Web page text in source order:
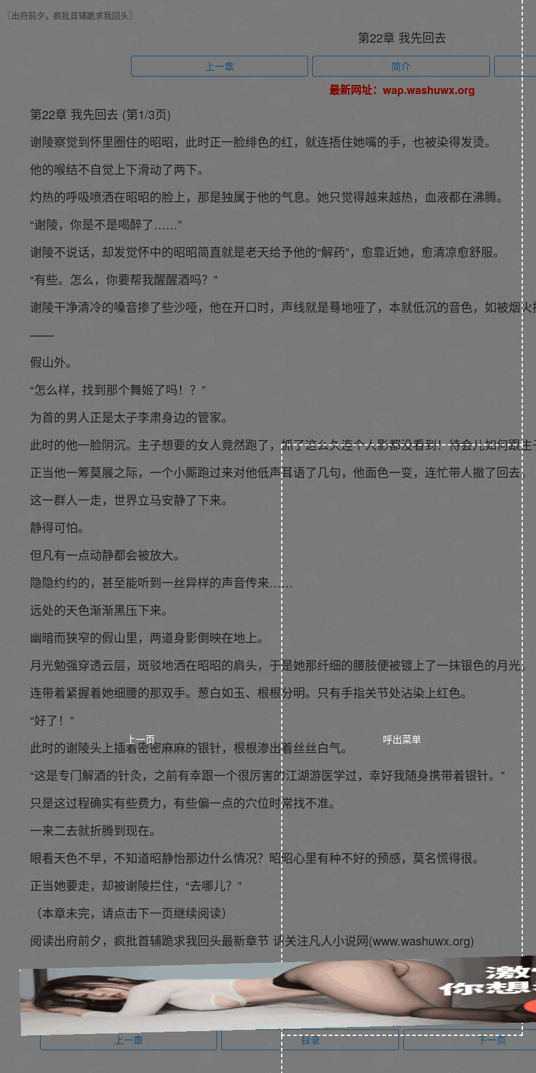
〖出府前夕，疯批首辅跪求我回头〗
第22章 我先回去
上一章 简介
最新网址：wap.washuwx.org
第22章 我先回去 (第1/3页)
谢陵察觉到怀里圈住的昭昭，此时正一脸绯色的红，就连捂住她嘴的手，也被染得发烫。
他的喉结不自觉上下滑动了两下。
灼热的呼吸喷洒在昭昭的脸上，那是独属于他的气息。她只觉得越来越热，血液都在沸腾。
“谢陵，你是不是喝醉了……”
谢陵不说话，却发觉怀中的昭昭简直就是老天给予他的“解药”，愈靠近她，愈清凉愈舒服。
“有些。怎么，你要帮我醒醒酒吗？”
谢陵干净清冷的嗓音掺了些沙哑，他在开口时，声线就是蓦地哑了，本就低沉的音色，如被烟
——
假山外。
“怎么样，找到那个舞姬了吗！？”
为首的男人正是太子李肃身边的管家。
此时的他一脸阴沉。主子想要的女人竟然跑了，抓了这么久连个人影都没看到！待会儿如何跟
正当他一筹莫展之际，一个小厮跑过来对他低声耳语了几句，他面色一变，连忙带人撤了回去。
这一群人一走，世界立马安静了下来。
静得可怕。
但凡有一点动静都会被放大。
隐隐约约的，甚至能听到一丝异样的声音传来……
远处的天色渐渐黑压下来。
幽暗而狭窄的假山里，两道身影倒映在地上。
月光勉强穿透云层，斑驳地洒在昭昭的肩头，于是她那纤细的腰肢便被镀上了一抹银色的月光。
连带着紧握着她细腰的那双手。葱白如玉、根根分明。只有手指关节处沾染上红色。
“好了！”
此时的谢陵头上插着密密麻麻的银针，根根渗出着丝丝白气。
“这是专门解酒的针灸，之前有幸跟一个很厉害的江湖游医学过，幸好我随身携带着银针。”
只是这过程确实有些费力，有些偏一点的穴位时常找不准。
一来二去就折腾到现在。
眼看天色不早，不知道昭静怡那边什么情况？昭昭心里有种不好的预感，莫名慌得很。
正当她要走，却被谢陵拦住，“去哪儿？”
（本章未完，请点击下一页继续阅读）
阅读出府前夕，疯批首辅跪求我回头最新章节 请关注凡人小说网(www.washuwx.org)
上一章 目录 下一页
上一页 呼出菜单